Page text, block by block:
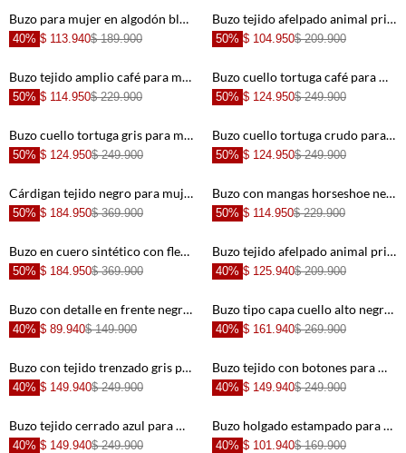
+ +
+ +
+ +
+ +
+
Buzo para mujer en algodón blanco fit relajado con media cremallera
40% $ 113.940$ 189.900
+
Buzo tejido afelpado animal print con estructura ligera para mujer
50% $ 104.950$ 209.900
+
Buzo tejido amplio café para mujer
50% $ 114.950$ 229.900
+
Buzo cuello tortuga café para mujer
50% $ 124.950$ 249.900
+
Buzo cuello tortuga gris para mujer
50% $ 124.950$ 249.900
+
Buzo cuello tortuga crudo para mujer
50% $ 124.950$ 249.900
+
Cárdigan tejido negro para mujer
50% $ 184.950$ 369.900
+
Buzo con mangas horseshoe negro para mujer
50% $ 114.950$ 229.900
Buzo en cuero sintético con flecos café para mujer
50% $ 184.950$ 369.900
Buzo tejido afelpado animal print con diseño limpio para mujer
40% $ 125.940$ 209.900
Buzo con detalle en frente negro para mujer
40% $ 89.940$ 149.900
Buzo tipo capa cuello alto negro para mujer
40% $ 161.940$ 269.900
Buzo con tejido trenzado gris para mujer
40% $ 149.940$ 249.900
Buzo tejido con botones para mujer
40% $ 149.940$ 249.900
Buzo tejido cerrado azul para mujer
40% $ 149.940$ 249.900
Buzo holgado estampado para mujer
40% $ 101.940$ 169.900